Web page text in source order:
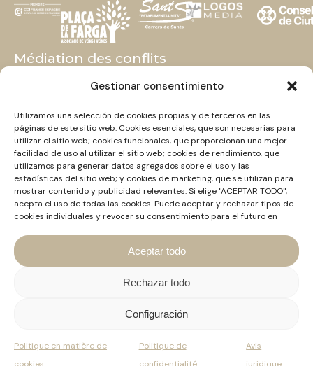
Gestionar consentimiento
Utilizamos una selección de cookies propias y de terceros en las
páginas de este sitio web: Cookies esenciales, que son necesarias para
utilizar el sitio web; cookies funcionales, que proporcionan una mejor
facilidad de uso al utilizar el sitio web; cookies de rendimiento, que
utilizamos para generar datos agregados sobre el uso y las
estadísticas del sitio web; y cookies de marketing, que se utilizan para
mostrar contenido y publicidad relevantes. Si elige "ACEPTAR TODO",
acepta el uso de todas las cookies. Puede aceptar y rechazar tipos de
cookies individuales y revocar su consentimiento para el futuro en
Aceptar todo
Rechazar todo
Configuración
Politique en matière de
Politique de
Avis
Médiation des conflits
BLOG
Contact
+34 661 463 306
HOLA@MEDIADORCONFLICTOS.COM
LINKEDIN
Réglementation en vigueur
RÉGLEMENTATION CATALANE
RÉGLEMENTATION NATIONALE
RÉGLEMENTATION INTERNATIONALE
promoteurs de concorde
Web par: